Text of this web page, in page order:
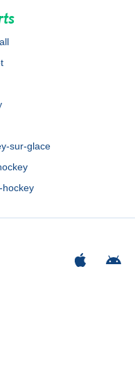
sur-glace
hockey